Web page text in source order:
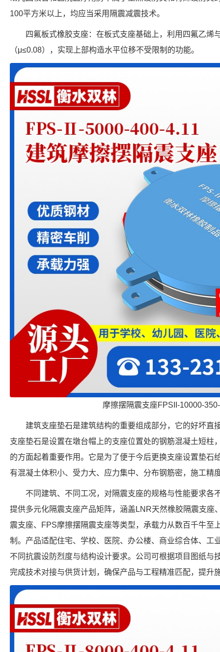
100平方米以上，均应当采用隔震减震技术。
四氟板式橡胶支座：在板式支座基础上，利用四氟乙烯
（μ≤0.08），实现上部构造水平位移不受限制的功能。
摩擦摆隔震支座FPSII-10000-
建筑支座垫石是建筑结构的重要组成部分，它的好坏直
支座垫石是设置在墩台帽上的支座位置处的钢筋混凝土短柱
的方面起着重要作用。它是为了便于今后更换支座设置垫石
有混凝土体积小、受力大、应力集中、分布钢筋密，施工精
不同建筑、不同工况，对隔震支座的规格与性能要求各
提供多元化隔震支座产品矩阵，涵盖LNR天然橡胶隔震支座
震支座、FPS摩擦摆隔震支座等类型，承载力从数百千牛至
制。产品适配住宅、学校、医院、办公楼、商业综合体、工
不同抗震设防烈度与结构设计要求。公司可根据项目图纸与
完成技术对接与供货计划，确保产品与工程精准匹配，提升